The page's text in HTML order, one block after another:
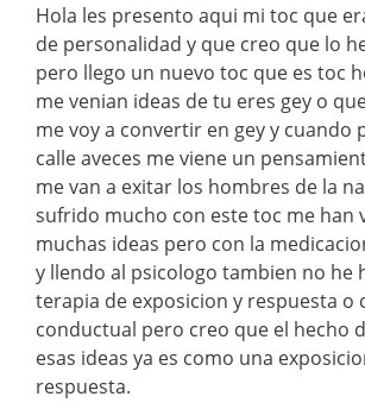
Hola les presento aqui mi toc que
de personalidad y que creo que lo
pero llego un nuevo toc que es toc
me venian ideas de tu eres gey o
me voy a convertir en gey y cuando
calle aveces me viene un
me van a exitar los hombres de la
sufrido mucho con este toc me han
muchas ideas pero con la
y llendo al psicologo tambien no he
terapia de exposicion y respuesta o
conductual pero creo que el hecho
esas ideas ya es como una
respuesta.